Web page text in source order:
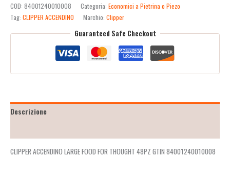
COD: 84001240010008 Categoria: Economici a Pietrina o Piezo
Tag: CLIPPER ACCENDINO Marchio: Clipper
Guaranteed Safe Checkout
Descrizione
CLIPPER ACCENDINO LARGE FOOD FOR THOUGHT 48PZ GTIN 84001240010008